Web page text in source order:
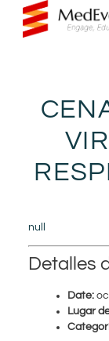
null
Detalles
Date:
Lugar